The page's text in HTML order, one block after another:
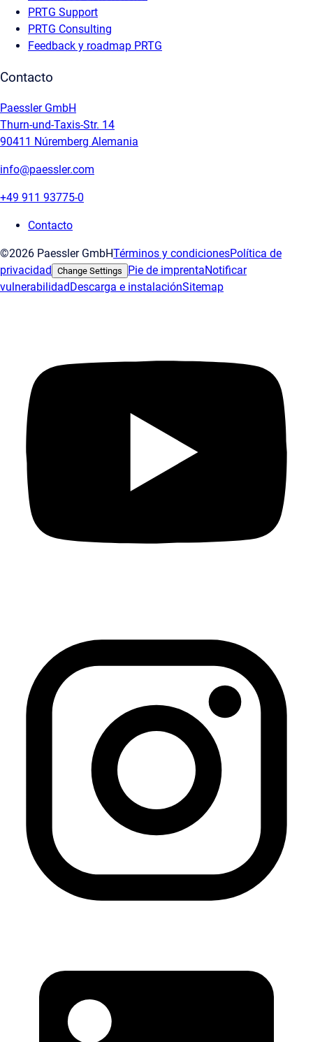
PRTG Support
PRTG Consulting
Feedback y roadmap PRTG
Contacto
Paessler GmbH
Thurn-und-Taxis-Str. 14
90411 Núremberg Alemania
info@paessler.com
+49 911 93775-0
Contacto
©2026 Paessler GmbHTérminos y condicionesPolítica de
privacidad
Change Settings Pie de imprentaNotificar
vulnerabilidad Descarga e instalaciónSitemap